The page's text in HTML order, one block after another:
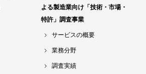
よる製造業向け「技術・市場・
特許」調査事業
サービスの概要
業務分野
調査実績